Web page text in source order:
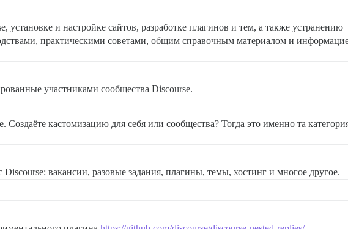
и настройке сайтов, разработке плагинов и тем, а также устранению
практическими советами, общим справочным материалом и
участниками сообщества Discourse.
Создаёте кастомизацию для себя или сообщества? Тогда это именно та
вакансии, разовые задания, плагины, темы, хостинг и многое другое.